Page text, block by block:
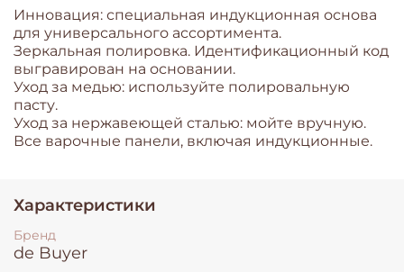
Инновация: специальная индукционная основа
для универсального ассортимента.
Зеркальная полировка. Идентификационный код
выгравирован на основании.
Уход за медью: используйте полировальную
пасту.
Уход за нержавеющей сталью: мойте вручную.
Все варочные панели, включая индукционные.
Характеристики
Бренд
de Buyer